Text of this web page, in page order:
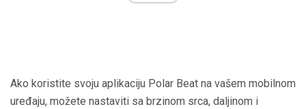
Ako koristite svoju aplikaciju Polar Beat na vašem mobilnom
uređaju, možete nastaviti sa brzinom srca, daljinom i